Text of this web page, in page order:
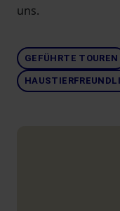
uns.
GEFÜHRTE TOUREN